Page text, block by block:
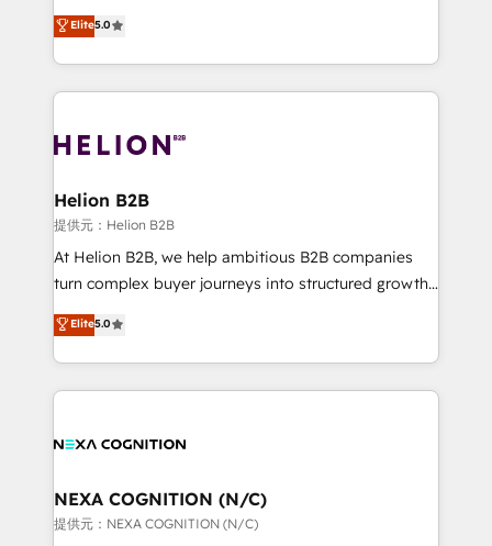
HubSpot Data System Migrations between systems
to HubSpot New lead generation strategies Time-
website development Award-winning creative
design We live and breathe HubSpot and are ready
New Zealand, and globally to realise their full
potential through enterprise HubSpot CRM
implementation. And we deliver best practice across
the whole HubSpot platform, covering marketing,
all businesses, from start-up to Enterprise, and have
the world. Our human approach to digital
transformation is designed for businesses who want
to grow. And we're passionate about APAC
businesses leading the world in technology, agility
record migrating businesses from CRM & Marketing
Platforms such as Salesforce, Dynamics, Pipedrive,
Elite5.0
Helion B2B
提供元：Helion B2B
At Helion B2B, we help ambitious B2B companies
turn complex buyer journeys into structured growth
engines. With deep experience in B2B SaaS,
manufacturing, FinTech, MedTech, and consulting, we
specialize in lead generation and aligning marketing
and sales around the customer. As a HubSpot Elite
migrations, integrations, and process mapping. Our
real industry insight and a deep understanding of
B2B challenges. From onboarding to enterprise CRM
Elite5.0
NEXA COGNITION (N/C)
提供元：NEXA COGNITION (N/C)